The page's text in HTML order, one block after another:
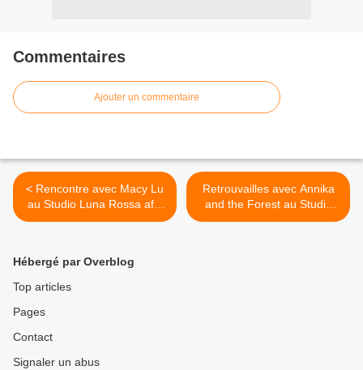
Commentaires
Ajouter un commentaire
< Rencontre avec Macy Lu
au Studio Luna Rossa afin
d’en apprendre plus sur «
Retrouvailles avec Annika
and the Forest au Studio
Luna Rossa afin d’en
Hébergé par Overblog
Top articles
Pages
Contact
Signaler un abus